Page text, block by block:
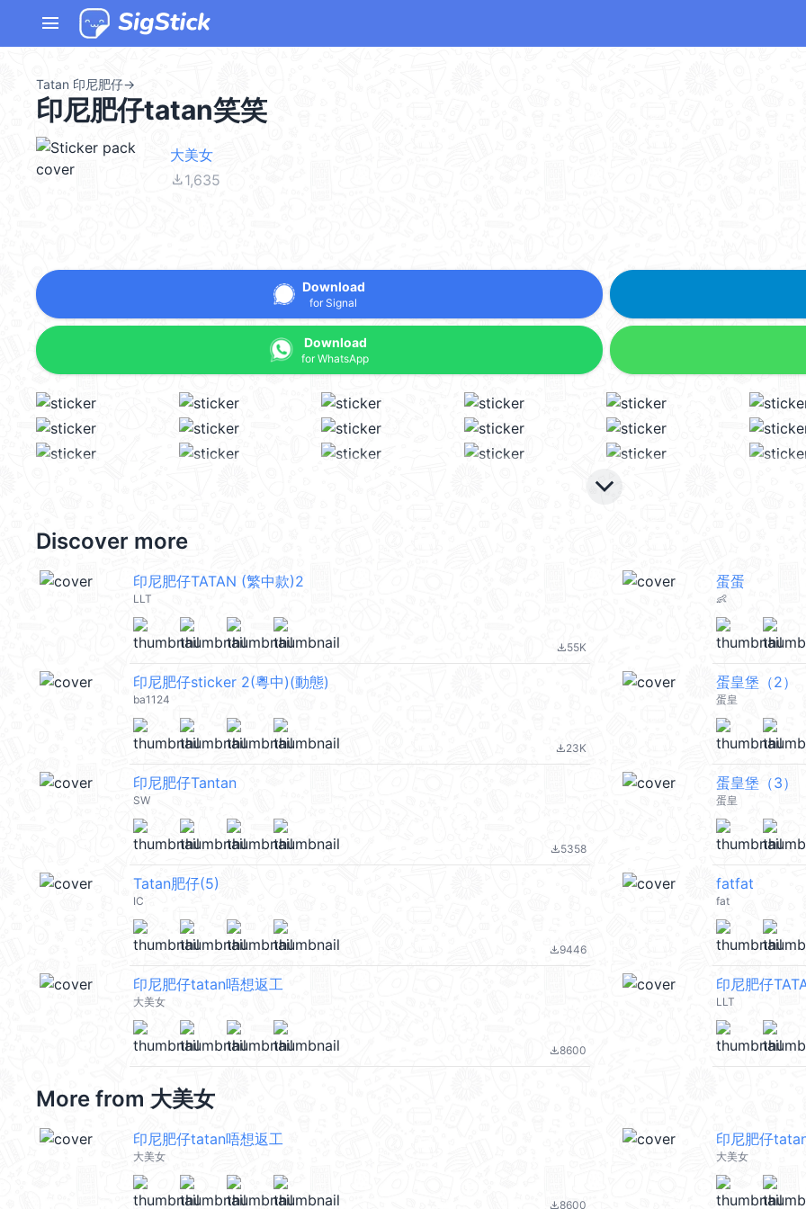
menu
Tatan 印尼肥仔→
印尼肥仔tatan笑笑
大美女
file_download1,635
Download
for Signal
Download
for WhatsApp
keyboard_arrow_down
Discover more
印尼肥仔TATAN (繁中款)2
LLT
file_download55K
蛋蛋
👶
印尼肥仔sticker 2(粵中)(動態)
ba1124
file_download23K
蛋皇堡（2）
蛋皇
印尼肥仔Tantan
SW
file_download5358
蛋皇堡（3）
蛋皇
Tatan肥仔(5)
IC
file_download9446
fatfat
fat
印尼肥仔tatan唔想返工
大美女
file_download8600
印尼肥仔
LLT
More from 大美女
印尼肥仔tatan唔想返工
大美女
file_download8600
印尼肥仔
大美女